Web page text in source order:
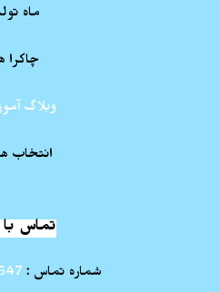
ماه
چاکرا
وبلاگ
انتخاب
تماس با
شماره تماس :